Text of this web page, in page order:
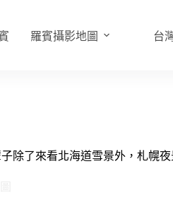
羅賓攝影地圖 台
除了來看北海道雪景外，札幌